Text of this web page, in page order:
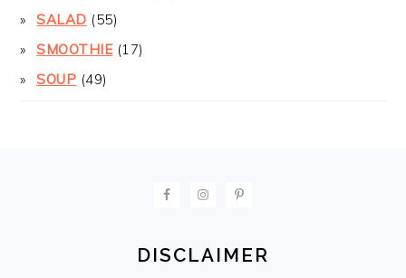
SALAD (55)
SMOOTHIE(17)
SOUP (49)
DISCLAIMER